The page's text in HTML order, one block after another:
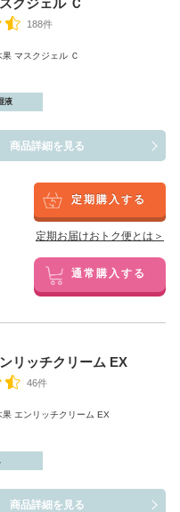
クジェル Ｃ
188件
マスクジェル Ｃ
液
商品詳細を見る
定期購入する
定期お届けおトク便とは＞
通常購入する
リッチクリーム EX
46件
エンリッチクリーム EX
商品詳細を見る